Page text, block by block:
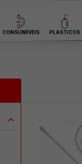
CONSUMÍVEIS PLASTICOS